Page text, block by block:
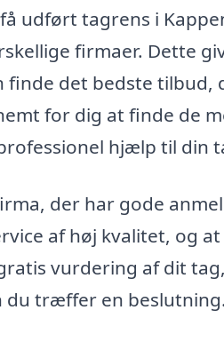
udført tagrens i
firmaer. Dette
finde det bedste
for dig at finde de
hjælp til din
der har gode
af høj kvalitet, og
vurdering af dit
du træffer en beslutning.